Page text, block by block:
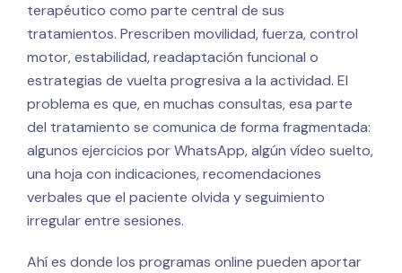
terapéutico como parte central de sus
tratamientos. Prescriben movilidad, fuerza, control
motor, estabilidad, readaptación funcional o
estrategias de vuelta progresiva a la actividad. El
problema es que, en muchas consultas, esa parte
del tratamiento se comunica de forma fragmentada:
algunos ejercicios por WhatsApp, algún vídeo suelto,
una hoja con indicaciones, recomendaciones
verbales que el paciente olvida y seguimiento
irregular entre sesiones.
Ahí es donde los programas online pueden aportar